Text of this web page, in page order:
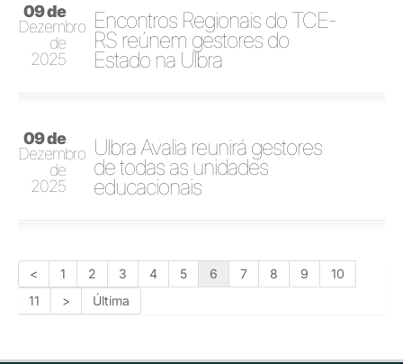
09 de
Dezembro
de
2025
Encontros Regionais do TCE-
RS reúnem gestores do
Estado na Ulbra
09 de
Dezembro
de
2025
Ulbra Avalia reunirá gestores
de todas as unidades
educacionais
< 1 2 3 4 5 6 7 8 9
10
11
> Última